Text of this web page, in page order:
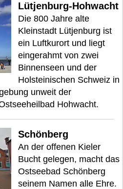
Lütjenburg-Hohwacht
Die 800 Jahre alte
Kleinstadt Lütjenburg ist
ein Luftkurort und liegt
eingerahmt von zwei
Binnenseen und der
Holsteinischen Schweiz in
unweit der
Hohwacht.
Schönberg
An der offenen Kieler
Bucht gelegen, macht das
Ostseebad Schönberg
seinem Namen alle Ehre.